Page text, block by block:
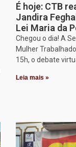
É hoje: CTB
Jandira
Lei Maria da
Chegou o dia! A
Mulher
15h, o debate
Leia mais »